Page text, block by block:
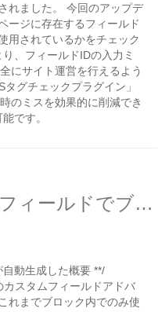
れました。 今回のアップデ
ージに存在するフィールド
用されているかをチェック
、フィールドIDの入力ミ
にサイト運営を行えるよう
グチェックプラグイン」
のミスを効果的に削減でき
です。
SOY CMSのカスタムフィールドでブロックの外側で使用できるタグの追加設定を追加しました
自動生成した概要 **/
カスタムフィールドアドバ
れまでブロック内でのみ使